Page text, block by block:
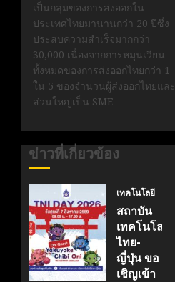
เป็นกลุ่มของการส่งออกใน
ประเทศไทยมานานกว่า 20 ปีซึ่ง
ประสบความสำเร็จมากกว่า
30,000 เนื่องจากการหมุนเวียน
ทั้งหมดของการส่งออกไทยกว่า 1
ใน 5 ของจำนวนผู้ส่งออกไทยและ
ส่วนใหญ่เป็น SME
ข่าวที่เกี่ยวข้อง
เทคโนโลยี
สถาบัน
เทคโนโลยี
ไทย-
ญี่ปุ่น ขอ
เชิญเข้า